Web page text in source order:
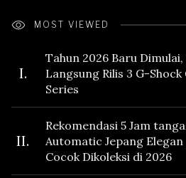
MOST VIEWED
I.
Tahun 2026 Baru Dimulai,
Langsung Rilis 3 G-Shock
Series
II.
Rekomendasi 5 Jam
Automatic Jepang Elegan
Cocok Dikoleksi di 2026